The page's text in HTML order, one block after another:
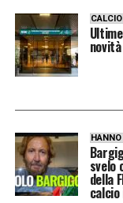
svelo
della
calcio